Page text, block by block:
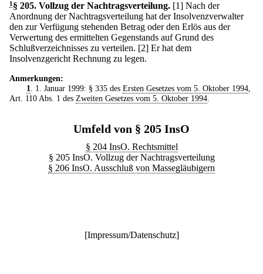
1 § 205. Vollzug der Nachtragsverteilung. [1] Nach der
Anordnung der Nachtragsverteilung hat der Insolvenzverwalter
den zur Verfügung stehenden Betrag oder den Erlös aus der
Verwertung des ermittelten Gegenstands auf Grund des
Schlußverzeichnisses zu verteilen. [2] Er hat dem
Insolvenzgericht Rechnung zu legen.
Anmerkungen:
1
. 1. Januar 1999: § 335 des Ersten Gesetzes vom 5. Oktober 1994,
Art. 110 Abs. 1 des Zweiten Gesetzes vom 5. Oktober 1994
Umfeld von § 205 InsO
§ 204 InsO. Rechtsmittel
§ 205 InsO. Vollzug der Nachtragsverteilung
§ 206 InsO. Ausschluß von Massegläubigern
[Impressum/Datenschutz]